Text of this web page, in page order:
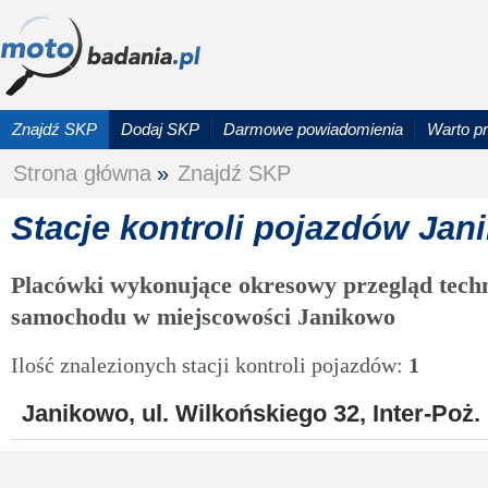
Znajdź SKP Dodaj SKP Darmowe powiadomienia Warto
Strona główna » Znajdź SKP
Stacje kontroli pojazdów
Placówki wykonujące okresowy przegląd
samochodu w miejscowości Janikowo
Ilość znalezionych stacji kontroli pojazdów: 1
Janikowo, ul. Wilkońskiego 32, Inter-Poż.